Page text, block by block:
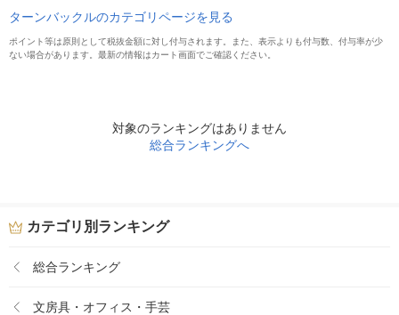
ターンバックルのカテゴリページを見る
ポイント等は原則として税抜金額に対し付与されます。また、表示よりも付与数、付与率が少
ない場合があります。最新の情報はカート画面でご確認ください。
対象のランキングはありません
総合ランキングへ
カテゴリ別ランキング
総合ランキング
文房具・オフィス・手芸